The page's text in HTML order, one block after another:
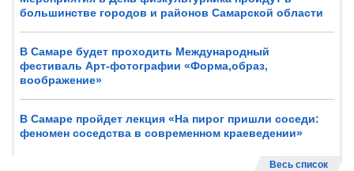
большинстве городов и районов Самарской области
В Самаре будет проходить Международный
фестиваль Арт-фотографии «Форма,образ,
воображение»
В Самаре пройдет лекция «На пирог пришли соседи:
феномен соседства в современном краеведении»
Весь список